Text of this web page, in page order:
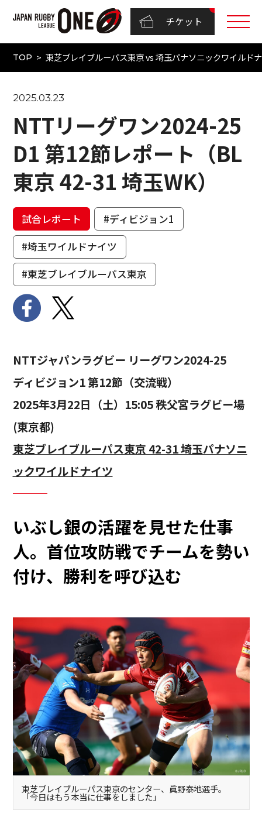
チケット
TOP 東芝ブレイブルーパス東京 vs 埼玉パナソニックワイル
2025.03.23
NTTリーグワン2024-25
D1 第12節レポート（BL
東京 42-31 埼玉WK）
試合レポート
#ディビジョン1
#埼玉ワイルドナイツ
#東芝ブレイブルーパス東京
NTTジャパンラグビー リーグワン2024-25
ディビジョン1 第12節（交流戦）
2025年3月22日（土）15:05 秩父宮ラグビー場
(東京都)
東芝ブレイブルーパス東京 42-31 埼玉パナソニ
ックワイルドナイツ
いぶし銀の活躍を見せた仕事
人。首位攻防戦でチームを勢い
付け、勝利を呼び込む
東芝ブレイブルーパス東京のセンター、眞野泰地選手。
「今日はもう本当に仕事をしました」